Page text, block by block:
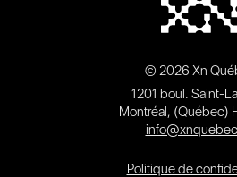
© 2026 Xn
1201 boul. Saint-
Montréal, (Québec)
Politique de